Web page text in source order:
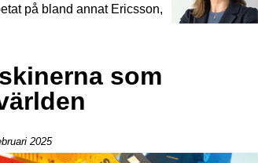
på bland annat Ericsson,
som
2025